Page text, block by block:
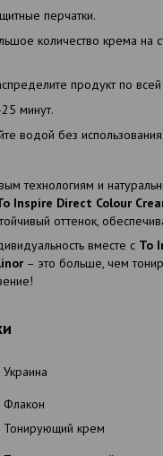
перчатки.
количество крема на
продукт по
минут.
водой без
технологиям и
Inspire Direct Colour
оттенок,
вместе с To
– это больше, чем
Украина
Флакон
Тонирующий крем